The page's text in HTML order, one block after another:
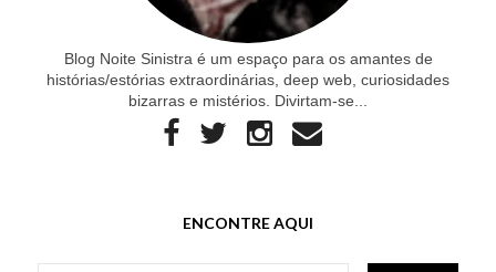
Blog Noite Sinistra é um espaço para os amantes de
histórias/estórias extraordinárias, deep web, curiosidades
bizarras e mistérios. Divirtam-se...
ENCONTRE AQUI